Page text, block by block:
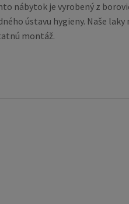
nábytok je vyrobený z
ústavu hygieny. Naše
montáž.